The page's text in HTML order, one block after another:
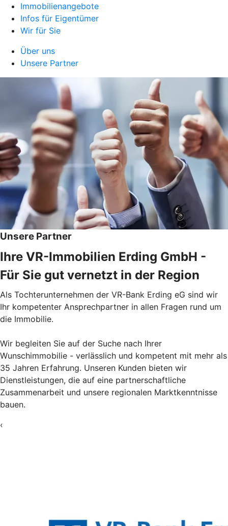
Immobilienangebote
Infos für Eigentümer
Wir für Sie
Über uns
Unsere Partner
Unsere Partner
Ihre VR-Immobilien Erding GmbH -
Für Sie gut vernetzt in der Region
Als Tochterunternehmen der VR-Bank Erding eG sind wir
Ihr kompetenter Ansprechpartner in allen Fragen rund um
die Immobilie.
Wir begleiten Sie auf der Suche nach Ihrer
Wunschimmobilie - verlässlich und kompetent mit mehr als
35 Jahren Erfahrung. Unseren Kunden bieten wir
Dienstleistungen, die auf eine partnerschaftliche
Zusammenarbeit und unsere regionalen Marktkenntnisse
bauen.
‹